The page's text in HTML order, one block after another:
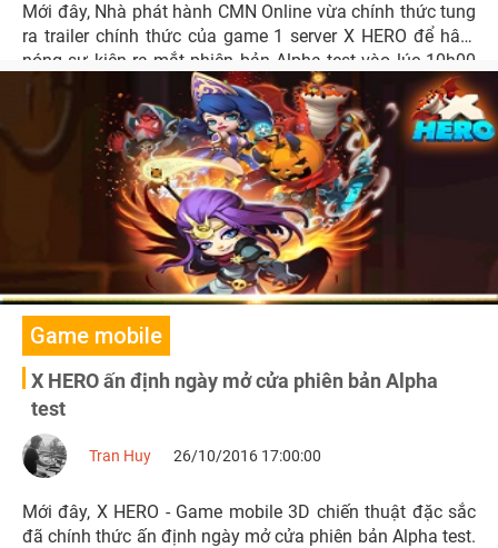
Mới đây, Nhà phát hành CMN Online vừa chính thức tung
ra trailer chính thức của game 1 server X HERO để hâm
nóng sự kiện ra mắt phiên bản Alpha test vào lúc 10h00
ngày 29/10 tới đây.
Game mobile
X HERO ấn định ngày mở cửa phiên bản Alpha
test
Tran Huy 26/10/2016 17:00:00
Mới đây, X HERO - Game mobile 3D chiến thuật đặc sắc
đã chính thức ấn định ngày mở cửa phiên bản Alpha test.